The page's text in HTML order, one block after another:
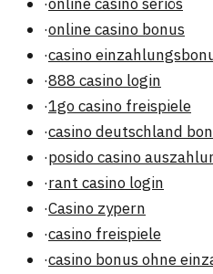
·online casino seriös
·online casino bonus
·casino
·888 casino login
·1go casino freispiele
·casino deutschland
·posido casino
·rant casino login
·Casino zypern
·casino freispiele
·casino bonus ohne